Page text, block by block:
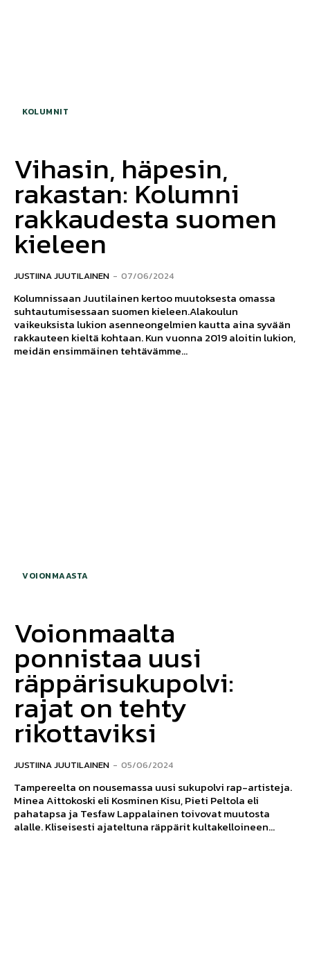
KOLUMNIT
Vihasin, häpesin,
rakastan: Kolumni
rakkaudesta suomen
kieleen
JUSTIINA JUUTILAINEN - 07/06/2024
Kolumnissaan Juutilainen kertoo muutoksesta omassa
suhtautumisessaan suomen kieleen.Alakoulun
vaikeuksista lukion asenneongelmien kautta aina syvään
rakkauteen kieltä kohtaan. Kun vuonna 2019 aloitin lukion,
meidän ensimmäinen tehtävämme...
VOIONMAASTA
Voionmaalta
ponnistaa uusi
räppärisukupolvi:
rajat on tehty
rikottaviksi
JUSTIINA JUUTILAINEN - 05/06/2024
Tampereelta on nousemassa uusi sukupolvi rap-artisteja.
Minea Aittokoski eli Kosminen Kisu, Pieti Peltola eli
pahatapsa ja Tesfaw Lappalainen toivovat muutosta
alalle. Kliseisesti ajateltuna räppärit kultakelloineen...